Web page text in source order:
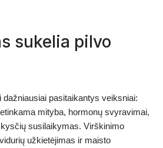
sukelia pilvo
dažniausiai pasitaikantys veiksniai:
mityba, hormonų svyravimai,
susilaikymas. Virškinimo
užkietėjimas ir maisto